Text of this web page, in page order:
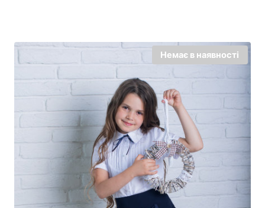
Немає в наявності